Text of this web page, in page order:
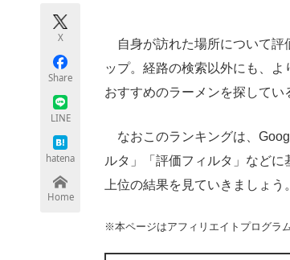
ちょっと気になるネットの話題
X
Share
LINE
hatena
Home
自身が訪れた場所について評
ップ。経路の検索以外にも、
おすすめのラーメンを探してい
なおこのランキングは、
ルタ」「評価フィルタ」など
上位の結果を見ていきましょう。
※本ページはアフィリエイトプログラ